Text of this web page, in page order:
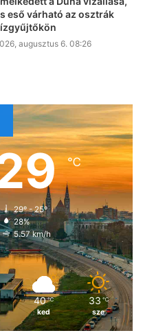
eső várható az osztrák
augusztus 6. 08:26
℃
29º - 25º
28%
5.57 km/h
40 ℃
ked
33 ℃
sze